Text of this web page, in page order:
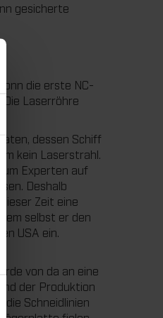
gesicherte
die erste NC-
Laserröhre
dessen Schiff
kein Laserstrahl.
Experten auf
Deshalb
Zeit eine
selbst er den
USA ein.
von da an eine
der Produktion
Schneidlinien